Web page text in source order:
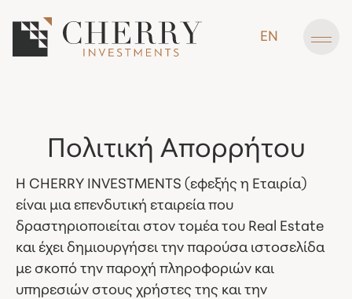
EN
Πολιτική Απορρήτου
Η CHERRY INVESTMENTS (εφεξής η Εταιρία)
είναι μια επενδυτική εταιρεία που
δραστηριοποιείται στον τομέα του Real Estate
και έχει δημιουργήσει την παρούσα ιστοσελίδα
με σκοπό την παροχή πληροφοριών και
υπηρεσιών στους χρήστες της και την